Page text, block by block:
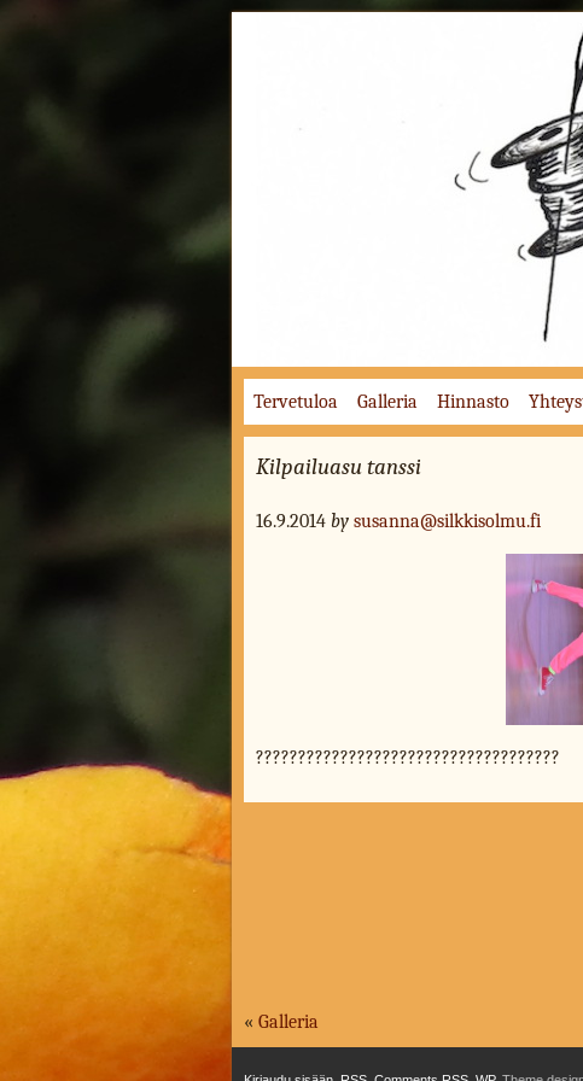
Ompelutyöt kuten mittatilaustyöt, vaatteiden
Tervetuloa Galleria Hinnasto
Kilpailuasu tanssi
16.9.2014 by susanna@silkkisolmu.fi
????????????????????????????????????
« Galleria